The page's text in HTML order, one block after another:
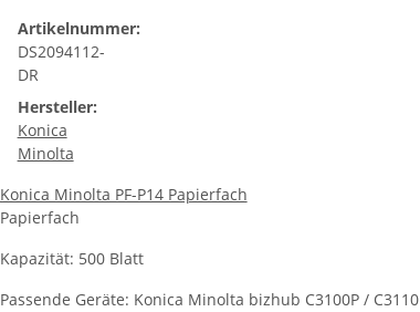
Artikelnummer:
DS2094112-
DR
Hersteller:
Konica
Minolta
Konica Minolta PF-P14 Papierfach
Papierfach
Kapazität: 500 Blatt
Passende Geräte: Konica Minolta bizhub C3100P / C3110